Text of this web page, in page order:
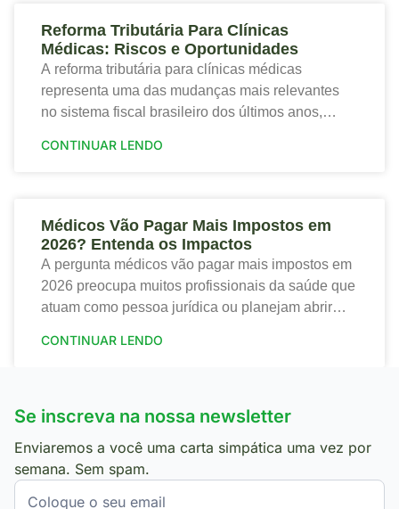
Reforma Tributária Para Clínicas
Médicas: Riscos e Oportunidades
A reforma tributária para clínicas médicas
representa uma das mudanças mais relevantes
no sistema fiscal brasileiro dos últimos anos,
setor de saúde. Portanto,
CONTINUAR LENDO
Médicos Vão Pagar Mais Impostos em
2026? Entenda os Impactos
A pergunta médicos vão pagar mais impostos em
2026 preocupa muitos profissionais da saúde que
atuam como pessoa jurídica ou planejam abrir
mudanças
CONTINUAR LENDO
Se inscreva na nossa newsletter
Enviaremos a você uma carta simpática uma vez por
semana. Sem spam.